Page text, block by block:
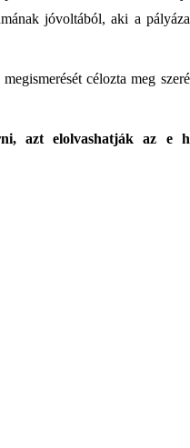
jóvoltából, aki a
célozta meg
azt elolvashatják az e